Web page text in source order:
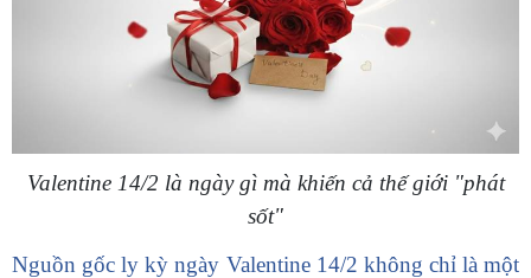
Valentine 14/2 là ngày gì mà khiến cả thế giới "phát
sốt"
Nguồn gốc ly kỳ ngày Valentine 14/2 không chỉ là một